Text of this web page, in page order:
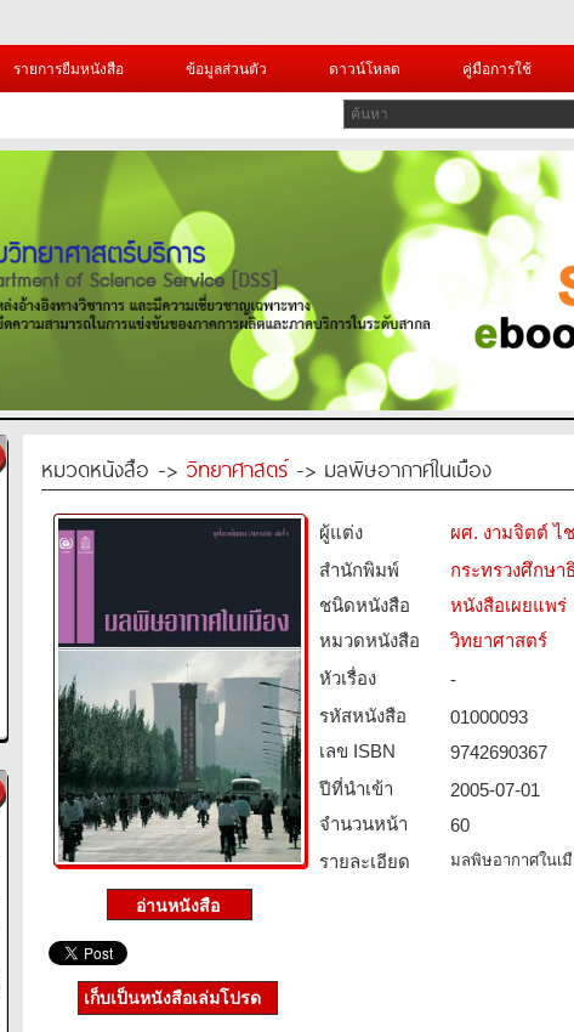
รายการยืมหนังสือ ข้อมูลส่วนตัว ดาวน์โหลด คู่มือการใช้
หมวดหนังสือ -> วิทยาศาสตร์-> มลพิษอากาศในเมือง
ผู้แต่ง
ผศ. งามจิตต์ ไ
สำนักพิมพ์
กระทรวงศึกษา
ชนิดหนังสือ­
หนังสือเผยแพร่
หมวดหนังสือ­
วิทยาศาสตร์
หัวเรื่อง
-
รหัสหนังสือ­
01000093
เลข ISBN
9742690367
ปีที่นำเข้า
2005-07-01
จำนวนหน้า
60
รายละเอียด
มลพิษอากาศในเ
เก็บเป็นหนังสือเล่มโปรด